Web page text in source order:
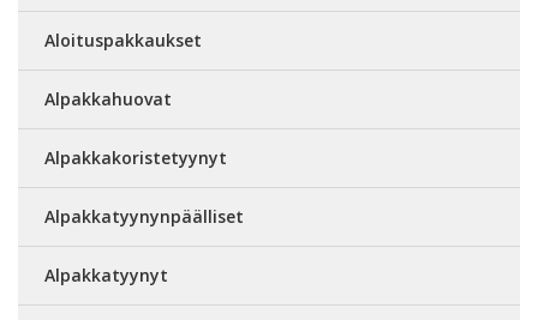
Aloituspakkaukset
Alpakkahuovat
Alpakkakoristetyynyt
Alpakkatyynynpäälliset
Alpakkatyynyt